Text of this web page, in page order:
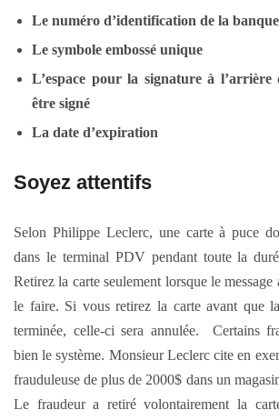
Le numéro d’identification de la banque
Le symbole embossé unique
L’espace pour la signature à
être signé
La date d’expiration
Soyez attentifs
Selon Philippe Leclerc, une carte à puce
dans le terminal PDV pendant toute la
Retirez la carte seulement lorsque le
le faire. Si vous retirez la carte avant que
terminée, celle-ci sera annulée. Certains
bien le système. Monsieur Leclerc cite en
frauduleuse de plus de 2000$ dans un
Le fraudeur a retiré volontairement la